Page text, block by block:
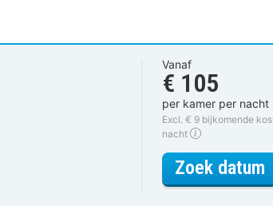
Vanaf
€ 105
per kamer per nacht
Excl. € 9 bijkomende
nacht
Zoek datum